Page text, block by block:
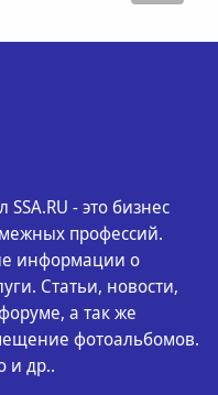
- это бизнес
профессий.
информации о
Статьи, новости,
а так же
фотоальбомов.
и др..